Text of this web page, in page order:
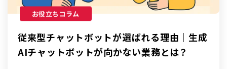
お役立ちコラム
従来型チャットボットが選ばれる理由｜生成
AIチャットボットが向かない業務とは？